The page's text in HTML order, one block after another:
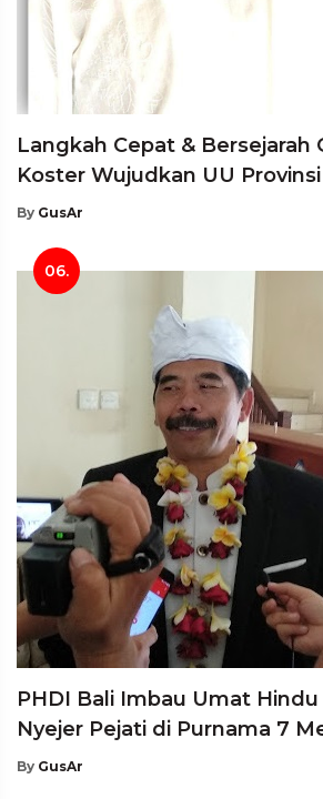
Langkah Cepat & Bersejarah
Koster Wujudkan UU
By GusAr
06.
PHDI Bali Imbau Umat
Nyejer Pejati di Purnama 7
By GusAr